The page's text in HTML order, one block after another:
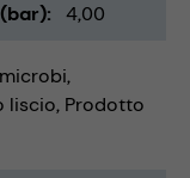
4,00
liscio Prodotto